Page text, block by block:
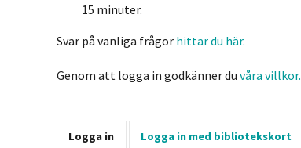
15 minuter.
Svar på vanliga frågor hittar du här.
Genom att logga in godkänner du våra villkor.
Logga in Logga in med bibliotekskort